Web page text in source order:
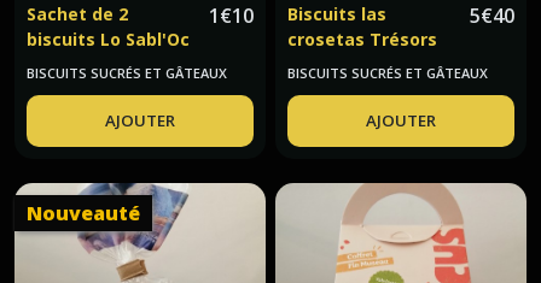
Sachet de 2
biscuits Lo Sabl'Oc
aux fruits confits
d'Occitanie
1€10
BISCUITS SUCRÉS ET GÂTEAUX
AJOUTER
Biscuits las
crosetas Trésors
d'Occitanie
5€40
BISCUITS SUCRÉS ET GÂTEAUX
AJOUTER
Nouveauté